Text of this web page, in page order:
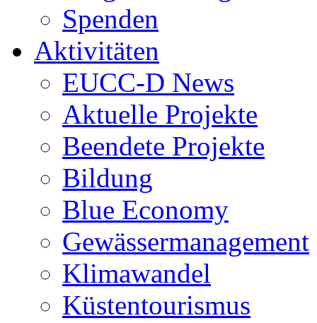
Spenden
Aktivitäten
EUCC-D News
Aktuelle Projekte
Beendete Projekte
Bildung
Blue Economy
Gewässermanagement
Klimawandel
Küstentourismus